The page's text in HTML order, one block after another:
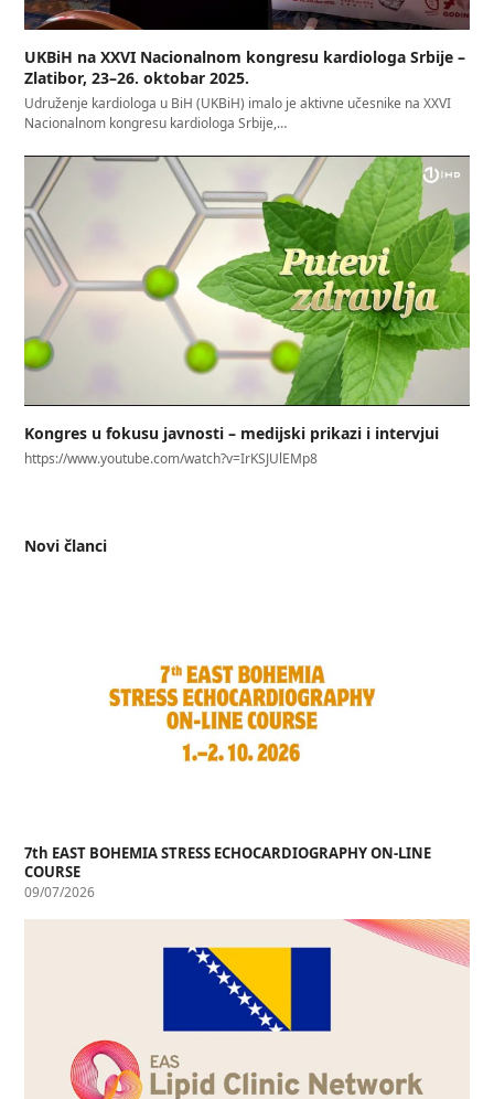
UKBiH na XXVI Nacionalnom kongresu kardiologa Srbije –
Zlatibor, 23–26. oktobar 2025.
Udruženje kardiologa u BiH (UKBiH) imalo je aktivne učesnike na XXVI
Nacionalnom kongresu kardiologa Srbije,…
Kongres u fokusu javnosti – medijski prikazi i intervjui
https://www.youtube.com/watch?v=IrKSJUlEMp8
Novi članci
7th EAST BOHEMIA STRESS ECHOCARDIOGRAPHY ON-LINE
COURSE
09/07/2026